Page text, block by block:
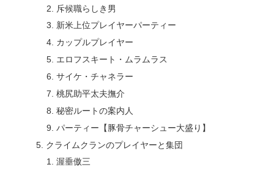
斥候職らしき男
新米上位プレイヤーパーティー
カップルプレイヤー
エロフスキート・ムラムラス
サイケ・チャネラー
桃尻助平太夫撫介
秘密ルートの案内人
パーティー【豚骨チャーシュー大盛り】
クライムクランのプレイヤーと集団
渥垂傲三